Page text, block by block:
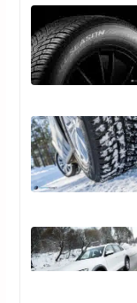
Yokohama
invernali